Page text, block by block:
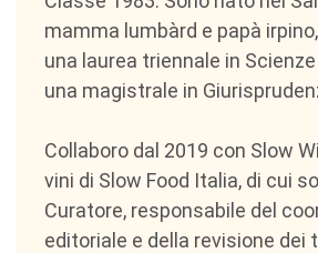
mamma lumbàrd e papà
una laurea triennale in
una magistrale in
Collaboro dal 2019 con Slow
vini di Slow Food Italia, di cui
Curatore, responsabile del
editoriale e della revisione dei